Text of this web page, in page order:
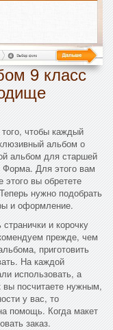
9 класс
чтобы каждый
альбом о
альбом для старшей
Форма. Для этого вам
этого вы обретете
нужно подобрать
и оформление.
и корочку
прежде, чем
приготовить
На каждой
использовать, а
вы посчитаете нужным,
у вас, то
помощь. Когда макет
заказ.